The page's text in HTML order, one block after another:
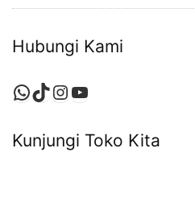
Hubungi Kami
Kunjungi Toko Kita